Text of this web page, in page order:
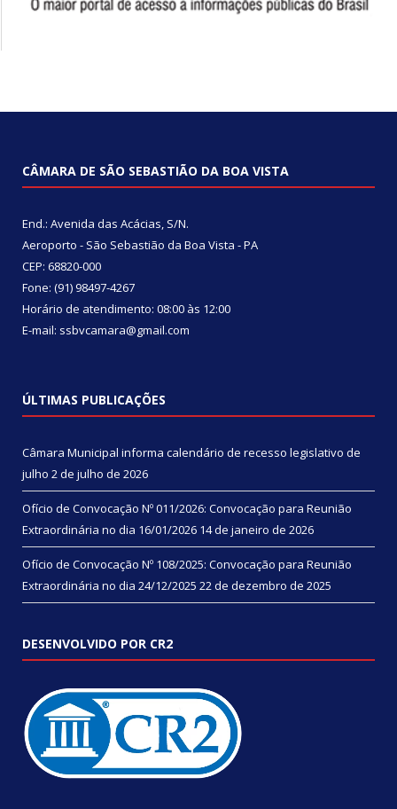
CÂMARA DE SÃO SEBASTIÃO DA BOA VISTA
End.: Avenida das Acácias, S/N.
Aeroporto - São Sebastião da Boa Vista - PA
CEP: 68820-000
Fone: (91) 98497-4267
Horário de atendimento: 08:00 às 12:00
E-mail: ssbvcamara@gmail.com
ÚLTIMAS PUBLICAÇÕES
Câmara Municipal informa calendário de recesso legislativo de
julho 2 de julho de 2026
Ofício de Convocação Nº 011/2026: Convocação para Reunião
Extraordinária no dia 16/01/2026 14 de janeiro de 2026
Ofício de Convocação Nº 108/2025: Convocação para Reunião
Extraordinária no dia 24/12/2025 22 de dezembro de 2025
DESENVOLVIDO POR CR2